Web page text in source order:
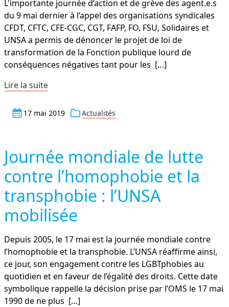
L'importante journée d’action et de grève des agent.e.s
du 9 mai dernier à l’appel des organisations syn­di­ca­les
CFDT, CFTC, CFE-CGC, CGT, FAFP, FO, FSU, Solidaires et
UNSA a permis de dénoncer le projet de loi de
transformation de la Fonction publique lourd de
conséquences négatives tant pour les […]
Lire la suite
17 mai 2019 Actualités
Journée mondiale de lutte
contre l’homophobie et la
transphobie : l’UNSA
mobilisée
Depuis 2005, le 17 mai est la journée mondiale contre
l’homophobie et la transphobie. L’UNSA réaffirme ainsi,
ce jour, son engagement contre les LGBTphobies au
quotidien et en faveur de l’égalité des droits. Cette date
symbolique rappelle la décision prise par l’OMS le 17 mai
1990 de ne plus […]